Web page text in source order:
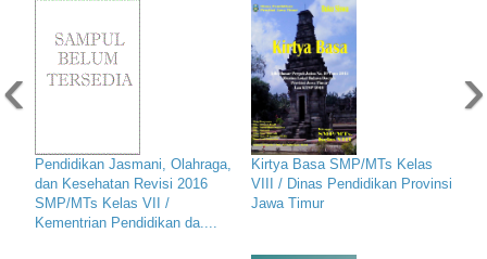
Pendidikan Jasmani, Olahraga,
dan Kesehatan Revisi 2016
SMP/MTs Kelas VII /
Kementrian Pendidikan da....
Kirtya Basa SMP/MTs Kelas
VIII / Dinas Pendidikan Provinsi
Jawa Timur
‹ ›